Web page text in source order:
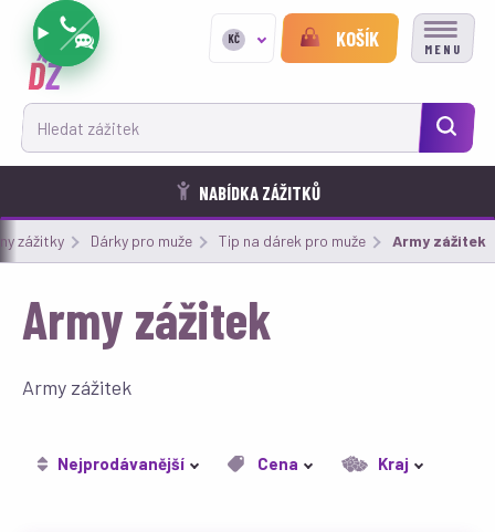
KČ KOŠÍK MENU
Hledat zážitek
NABÍDKA ZÁŽITKŮ
zážitky Dárky pro muže Tip na dárek pro muže Aktuální:
Army zážitek
Army zážitek
Army zážitek
Nejprodávanější Cena Kraj